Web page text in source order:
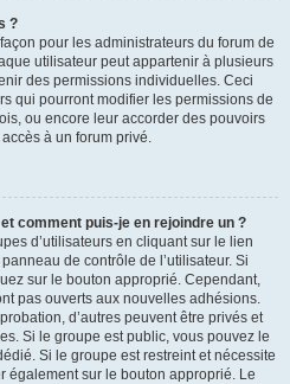
?
pour les administrateurs du forum de
utilisateur peut appartenir à plusieurs
des permissions individuelles. Ceci
qui pourront modifier les permissions de
ou encore leur accorder des pouvoirs
à un forum privé.
comment puis-je en rejoindre un ?
d’utilisateurs en cliquant sur le lien
de contrôle de l’utilisateur. Si
sur le bouton approprié. Cependant,
pas ouverts aux nouvelles adhésions.
d’autres peuvent être privés et
Si le groupe est public, vous pouvez le
Si le groupe est restreint et nécessite
également sur le bouton approprié. Le